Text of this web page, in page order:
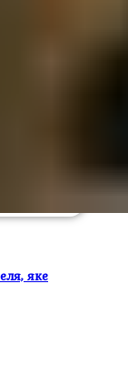
яке